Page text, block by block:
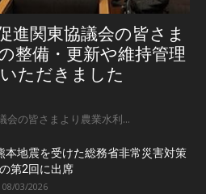
進関東協議会の皆さま
整備・更新や維持管理
ただきました
会の皆さまより農業水利...
本地震を受けた総務省非常災害対策
第2回に出席
08/03/2026